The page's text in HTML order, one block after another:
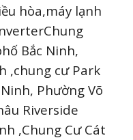
hòa,máy lạnh
Bắc Ninh,
,chung cư Park
Phường Võ
Riverside
,Chung Cư Cát